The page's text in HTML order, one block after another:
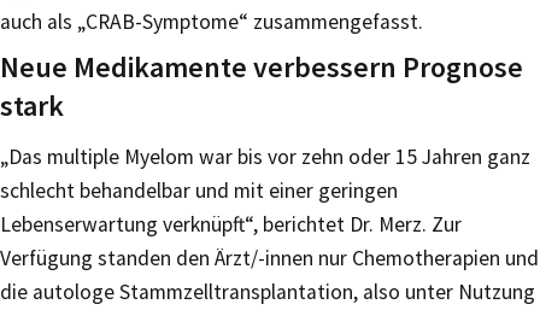
auch als „CRAB-Symptome“ zusammengefasst.
Neue Medikamente verbessern Prognose
stark
„Das multiple Myelom war bis vor zehn oder 15 Jahren ganz
schlecht behandelbar und mit einer geringen
Lebenserwartung verknüpft“, berichtet Dr. Merz. Zur
Verfügung standen den Ärzt/-innen nur Chemotherapien und
die autologe Stammzelltransplantation, also unter Nutzung